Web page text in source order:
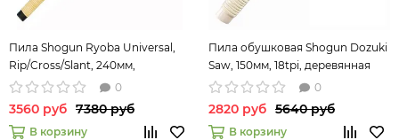
Пила Shogun Ryoba Universal,
Rip/Cross/Slant, 240мм,
деревянная рукоять
0
3560 руб 7380 руб
В корзину
Пила обушковая Shogun Dozuki
Saw, 150мм, 18tpi, деревянная
рукоять
0
2820 руб 5640 руб
В корзину